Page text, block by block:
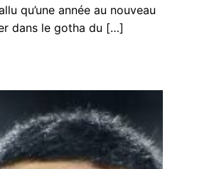
qu’une année au nouveau
dans le gotha du […]